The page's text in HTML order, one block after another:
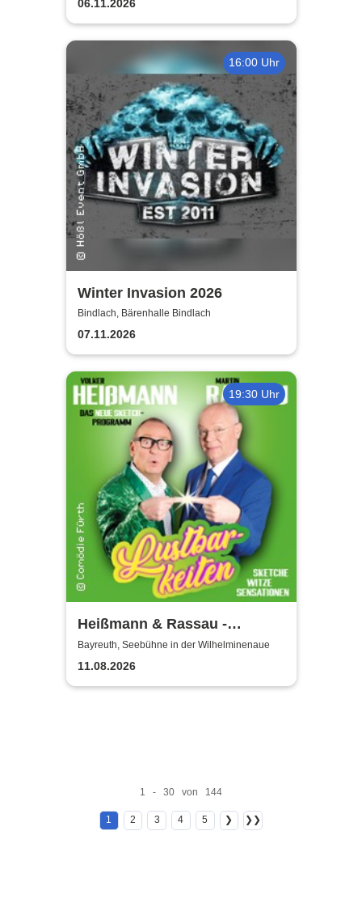
06.11.2026
16:00 Uhr
Winter Invasion 2026
Bindlach, Bärenhalle Bindlach
07.11.2026
19:30 Uhr
Heißmann & Rassau -
Lustbarkeiten
Bayreuth, Seebühne in der Wilhelminenaue
11.08.2026
1 - 30 von 144
1 2 3 4 5 ❯ ❯❯